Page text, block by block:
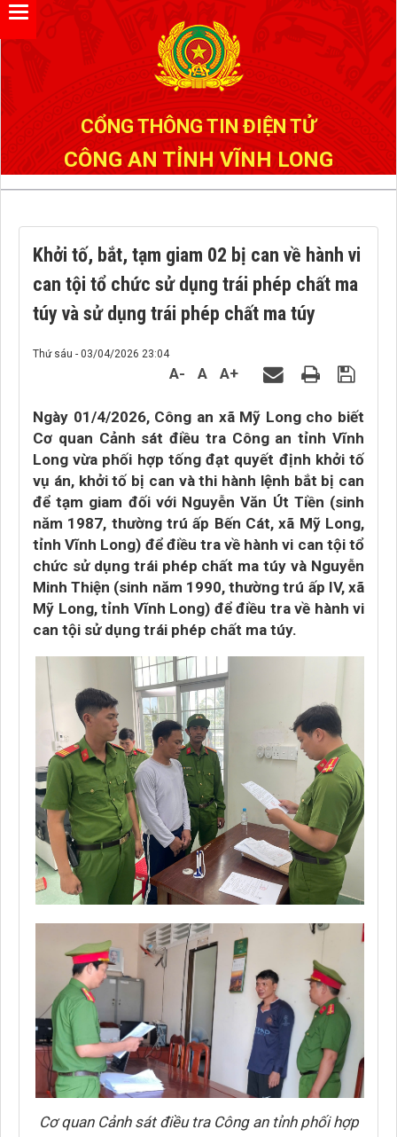
CỔNG THÔNG TIN ĐIỆN TỬ
CÔNG AN TỈNH VĨNH LONG
Khởi tố, bắt, tạm giam 02 bị can về hành vi
can tội tổ chức sử dụng trái phép chất ma
túy và sử dụng trái phép chất ma túy
Thứ sáu - 03/04/2026 23:04
A- A A+
Ngày 01/4/2026, Công an xã Mỹ Long cho biết
Cơ quan Cảnh sát điều tra Công an tỉnh Vĩnh
Long vừa phối hợp tống đạt quyết định khởi tố
vụ án, khởi tố bị can và thi hành lệnh bắt bị can
để tạm giam đối với Nguyễn Văn Út Tiền (sinh
năm 1987, thường trú ấp Bến Cát, xã Mỹ Long,
tỉnh Vĩnh Long) để điều tra về hành vi can tội tổ
chức sử dụng trái phép chất ma túy và Nguyễn
Minh Thiện (sinh năm 1990, thường trú ấp IV, xã
Mỹ Long, tỉnh Vĩnh Long) để điều tra về hành vi
can tội sử dụng trái phép chất ma túy.
Cơ quan Cảnh sát điều tra Công an tỉnh phối hợp